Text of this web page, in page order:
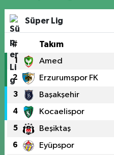
Süper Lig
# Takım
1 Amed
2 Erzurumspor FK
3 Başakşehir
4 Kocaelispor
5 Beşiktaş
6 Eyüpspor